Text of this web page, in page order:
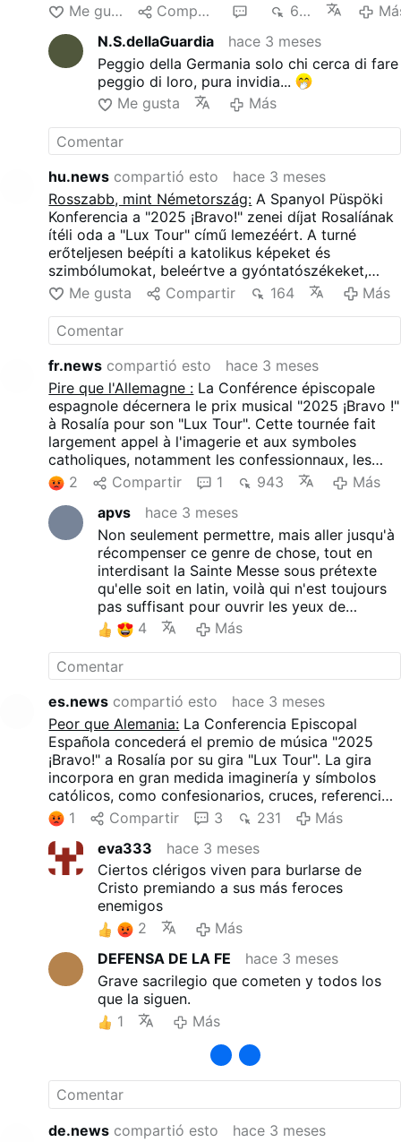
mariani, processioni e una versione scenica
dell'enorme incensiere di Santiago de Compostela.
Questi elementi sono combinati con un'estetica da
nightclub, provocazioni sessuali e reinterpretazioni
di temi religiosi.
Me gusta Compartir 663
N.S.dellaGuardia
hace 3 meses
Peggio della Germania solo chi cerca di fare
peggio di loro, pura invidia...
Me gusta
Más
hu.news compartió esto
hace 3 meses
Rosszabb, mint Németország: A Spanyol Püspöki
Konferencia a "2025 ¡Bravo!" zenei díjat Rosalíának
ítéli oda a "Lux Tour" című lemezéért. A turné
erőteljesen beépíti a katolikus képeket és
szimbólumokat, beleértve a gyóntatószékeket,
kereszteket, Mária-utalásokat, körmeneteket és a
Santiago de Compostela-i hatalmas füstölőtartó
színpadi változatát. Ezeket az elemeket éjszakai
klubesztétikával, szexuális provokációval és a
vallási témák újraértelmezésével kombinálják.
Me gusta Compartir 164 Más
fr.news compartió esto
hace 3 meses
Pire que l'Allemagne : La Conférence épiscopale
espagnole décernera le prix musical "2025 ¡Bravo !"
à Rosalía pour son "Lux Tour". Cette tournée fait
largement appel à l'imagerie et aux symboles
catholiques, notamment les confessionnaux, les
croix, les références mariales, les processions et
une version scénique de l'énorme brûleur d'encens
de Saint-Jacques-de-Compostelle. Ces éléments
sont combinés à l'esthétique des boîtes de nuit, à
la provocation sexuelle et à la réinterprétation des
thèmes religieux.
2 Compartir 1 943
Más
apvs
hace 3 meses
Non seulement permettre, mais aller jusqu'à
récompenser ce genre de chose, tout en
interdisant la Sainte Messe sous prétexte
qu'elle soit en latin, voilà qui n'est toujours
pas suffisant pour ouvrir les yeux de
certains de nos frères.
4 Más
es.news compartió esto
hace 3 meses
Peor que Alemania: La Conferencia Episcopal
Española concederá el premio de música "2025
¡Bravo!" a Rosalía por su gira "Lux Tour". La gira
incorpora en gran medida imaginería y símbolos
católicos, como confesionarios, cruces, referencias
marianas, procesiones y una versión escénica del
enorme incensario de Santiago de Compostela.
Estos elementos se combinan con la estética de los
clubes nocturnos, la provocación sexual y las
reinterpretaciones de temas religiosos.
1 Compartir 3 231
Más
eva333
hace 3 meses
Ciertos clérigos viven para burlarse de
Cristo premiando a sus más feroces
enemigos
2
Más
DEFENSA DE LA FE
hace 3 meses
Grave sacrilegio que cometen y todos los
que la siguen.
1
Más
de.news compartió esto
hace 3 meses